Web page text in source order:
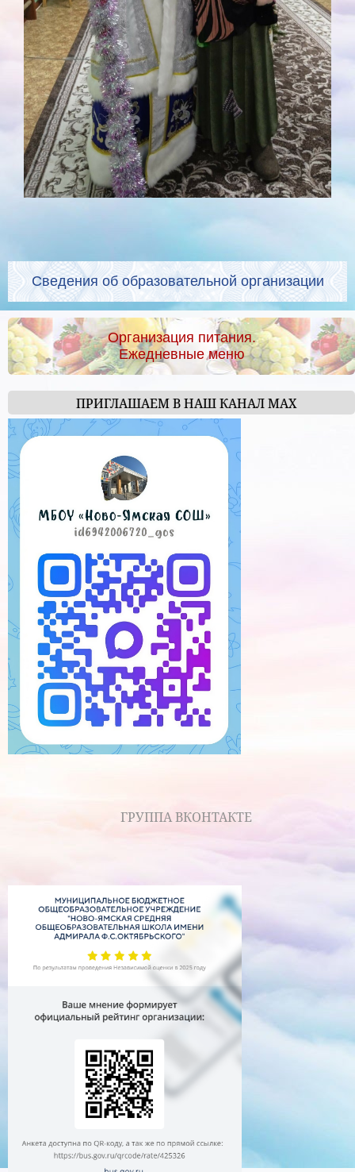
Сведения об образовательной организации
Организация питания.
Ежедневные меню
ПРИГЛАШАЕМ В НАШ КАНАЛ МАХ
ГРУППА ВКОНТАКТЕ